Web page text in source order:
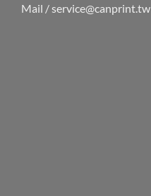
Mail / service@canprint.tw